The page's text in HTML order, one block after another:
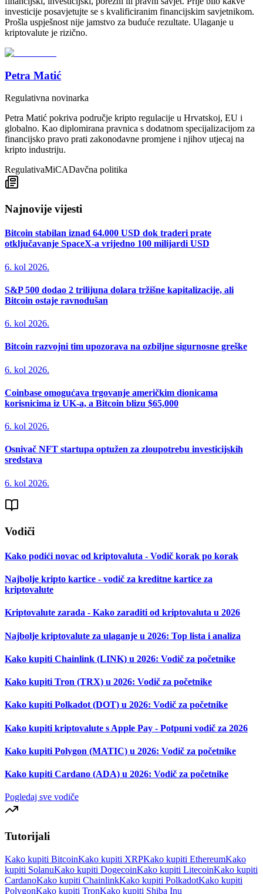
investicije posavjetujte se s kvalificiranim financijskim savjetnikom.
Prošla uspješnost nije jamstvo za buduće rezultate. Ulaganje u
kriptovalute je rizično.
Petra Matić
Regulativna novinarka
Petra Matić pokriva područje kripto regulacije u Hrvatskoj, EU i
globalno. Kao diplomirana pravnica s dodatnom specijalizacijom za
financijsko pravo prati zakonodavne promjene i njihov utjecaj na
kripto industriju.
RegulativaMiCADavčna politika
Najnovije vijesti
Bitcoin stabilan iznad 64.000 USD dok traderi prate
otključavanje SpaceX-a vrijedno 100 milijardi USD
6. kol 2026.
S&P 500 dodao 2 trilijuna dolara tržišne kapitalizacije, ali
Bitcoin ostaje ravnodušan
6. kol 2026.
Bitcoin razvojni tim upozorava na ozbiljne sigurnosne greške
6. kol 2026.
Coinbase omogućava trgovanje američkim dionicama
korisnicima iz UK-a, a Bitcoin blizu $65,000
6. kol 2026.
Osnivač NFT startupa optužen za zloupotrebu investicijskih
sredstava
6. kol 2026.
Vodiči
Kako podići novac od kriptovaluta - Vodič korak po korak
Najbolje kripto kartice - vodič za kreditne kartice za
kriptovalute
Kriptovalute zarada - Kako zaraditi od kriptovaluta u 2026
Najbolje kriptovalute za ulaganje u 2026: Top lista i analiza
Kako kupiti Chainlink (LINK) u 2026: Vodič za početnike
Kako kupiti Tron (TRX) u 2026: Vodič za početnike
Kako kupiti Polkadot (DOT) u 2026: Vodič za početnike
Kako kupiti kriptovalute s Apple Pay - Potpuni vodič za 2026
Kako kupiti Polygon (MATIC) u 2026: Vodič za početnike
Kako kupiti Cardano (ADA) u 2026: Vodič za početnike
Pogledaj sve vodiče
Tutorijali
Kako kupiti BitcoinKako kupiti XRPKako kupiti EthereumKako
kupiti SolanuKako kupiti DogecoinKako kupiti LitecoinKako kupiti
CardanoKako kupiti ChainlinkKako kupiti PolkadotKako kupiti
PolygonKako kupiti TronKako kupiti Shiba Inu